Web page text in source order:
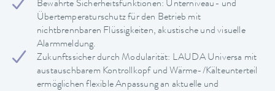
Bewährte Sicherheitsfunktionen: Unterniveau- und
Übertemperaturschutz für den Betrieb mit
nichtbrennbaren Flüssigkeiten, akustische und visuelle
Alarmmeldung.
Zukunftssicher durch Modularität: LAUDA Universa mit
austauschbarem Kontrollkopf und Wärme-/Kälteunterteil
ermöglichen flexible Anpassung an aktuelle und